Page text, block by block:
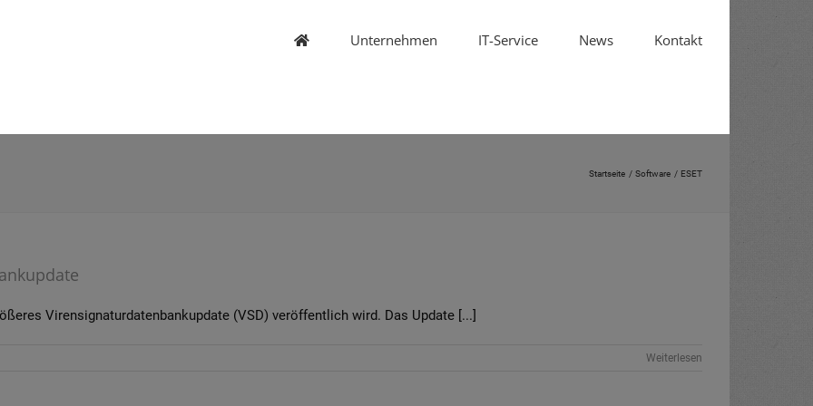
Unternehmen IT-Service News Kontakt
Startseite Software ESET
Virensignaturdatenbankupdate (VSD) veröffentlich wird. Das Update [...]
Weiterlesen